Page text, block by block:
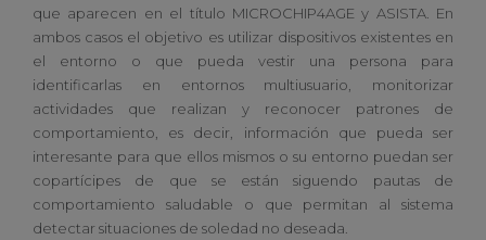
que aparecen en el título MICROCHIP4AGE y ASISTA. En
ambos casos el objetivo es utilizar dispositivos existentes en
el entorno o que pueda vestir una persona para
identificarlas en entornos multiusuario, monitorizar
actividades que realizan y reconocer patrones de
comportamiento, es decir, información que pueda ser
interesante para que ellos mismos o su entorno puedan ser
copartícipes de que se están siguendo pautas de
comportamiento saludable o que permitan al sistema
detectar situaciones de soledad no deseada.